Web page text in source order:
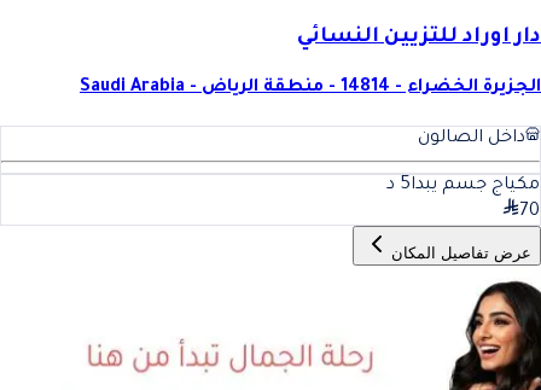
دار اوراد للتزيين النسائي
الجزيرة الخضراء - 14814 - منطقة الرياض - Saudi Arabia
داخل الصالون
مكياج جسم يبدا5 د
70
عرض تفاصيل المكان